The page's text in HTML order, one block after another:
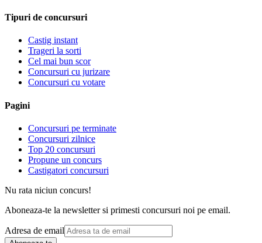
Tipuri de concursuri
Castig instant
Trageri la sorti
Cel mai bun scor
Concursuri cu jurizare
Concursuri cu votare
Pagini
Concursuri pe terminate
Concursuri zilnice
Top 20 concursuri
Propune un concurs
Castigatori concursuri
Nu rata niciun concurs!
Aboneaza-te la newsletter si primesti concursuri noi pe email.
Adresa de email